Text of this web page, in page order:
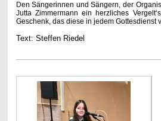
Den Sängerinnen und Sängern, der
Jutta Zimmermann ein herzliches
Geschenk, das diese in jedem Gottesdienst
Text: Steffen Riedel